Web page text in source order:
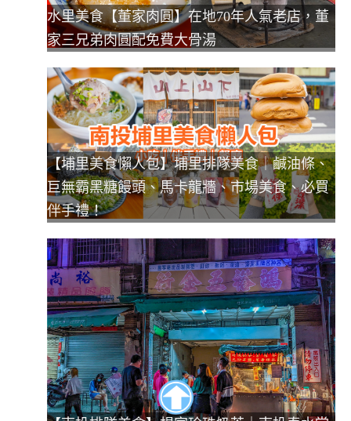
水里美食【董家肉圓】在地70年人氣老店，董
家三兄弟肉圓配免費大骨湯
【埔里美食懶人包】埔里排隊美食｜鹹油條、
巨無霸黑糖饅頭、馬卡龍牆、市場美食、必買
伴手禮！